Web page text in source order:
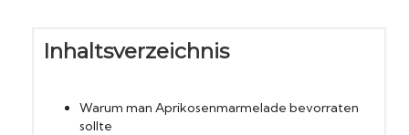
Inhaltsverzeichnis
Warum man Aprikosenmarmelade bevorraten
sollte